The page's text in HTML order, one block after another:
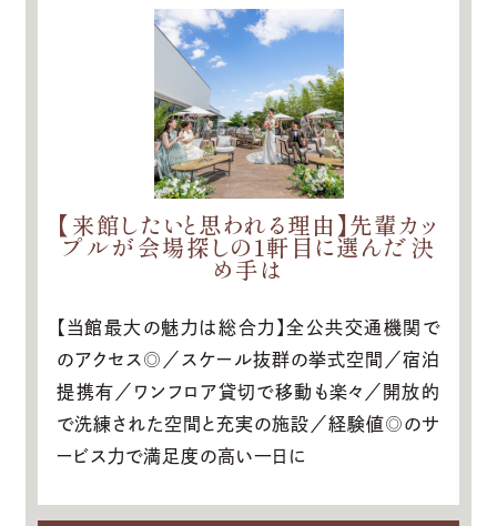
【来館したいと思われる理由】先輩カッ
プルが会場探しの1軒目に選んだ決
め手は
【当館最大の魅力は総合力】全公共交通機関で
のアクセス◎／スケール抜群の挙式空間／宿泊
提携有／ワンフロア貸切で移動も楽々／開放的
で洗練された空間と充実の施設／経験値◎のサ
ービス力で満足度の高い一日に